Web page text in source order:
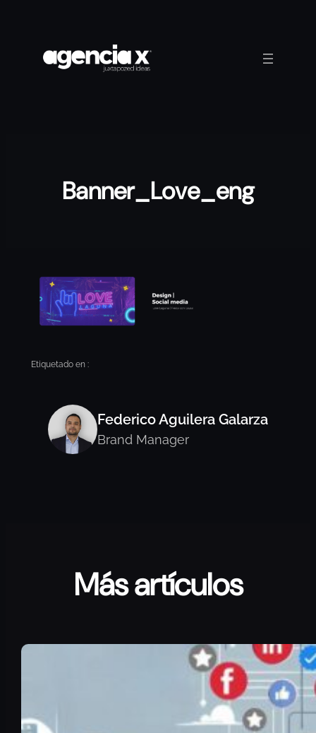
contenido
Banner_Love_eng
Etiquetado en :
Federico Aguilera Galarza
Brand Manager
Más artículos